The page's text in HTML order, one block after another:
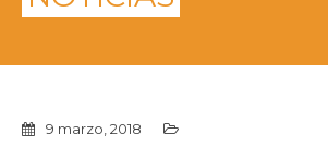
9 marzo, 2018